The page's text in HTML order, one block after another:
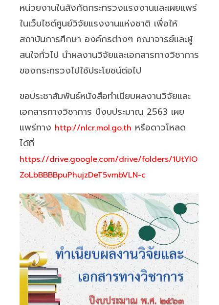
หน่วยงานในสังกัดกระทรวงแรงงานและเผยแพร่
ในเว็บไซต์ศูนย์วิจัยแรงงานแห่งชาติ เพื่อให้
สถาบันการศึกษา องค์กรต่างๆ คณาจารย์และผู้
สนใจทั่วไป นำผลงานวิจัยและเอกสารทางวิชาการ
ของกระทรวงไปใช้ประโยชน์ต่อไป
ขอประชาสัมพันธ์หนังสือทำเนียบผลงานวิจัยและ
เอกสารทางวิชาการ ปีงบประมาณ 2563 เผย
แพร่ทาง http://nlcr.mol.go.th หรือดาวโหลด
ได้ที่
https://drive.google.com/drive/folders/1UtYIO
ZoLbBBBBpuPhujzDeT5vmbVLN-c